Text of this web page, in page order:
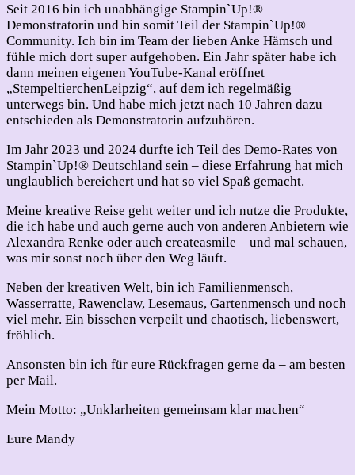
Seit 2016 bin ich unabhängige Stampin`Up!®
Demonstratorin und bin somit Teil der Stampin`Up!®
Community. Ich bin im Team der lieben Anke Hämsch und
fühle mich dort super aufgehoben. Ein Jahr später habe ich
dann meinen eigenen YouTube-Kanal eröffnet
„StempeltierchenLeipzig“, auf dem ich regelmäßig
unterwegs bin. Und habe mich jetzt nach 10 Jahren dazu
entschieden als Demonstratorin aufzuhören.
Im Jahr 2023 und 2024 durfte ich Teil des Demo-Rates von
Stampin`Up!® Deutschland sein – diese Erfahrung hat mich
unglaublich bereichert und hat so viel Spaß gemacht.
Meine kreative Reise geht weiter und ich nutze die Produkte,
die ich habe und auch gerne auch von anderen Anbietern wie
Alexandra Renke oder auch createasmile – und mal schauen,
was mir sonst noch über den Weg läuft.
Neben der kreativen Welt, bin ich Familienmensch,
Wasserratte, Rawenclaw, Lesemaus, Gartenmensch und noch
viel mehr. Ein bisschen verpeilt und chaotisch, liebenswert,
fröhlich.
Ansonsten bin ich für eure Rückfragen gerne da – am besten
per Mail.
Mein Motto: „Unklarheiten gemeinsam klar machen“
Eure Mandy